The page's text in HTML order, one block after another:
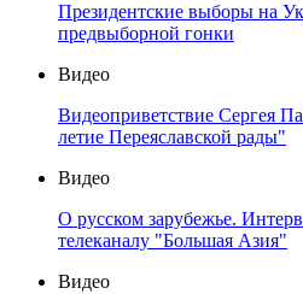
Президентские выборы на
предвыборной гонки
Видео
Видеоприветствие Сергея
летие Переяславской рады"
Видео
О русском зарубежье.
телеканалу "Большая Азия"
Видео